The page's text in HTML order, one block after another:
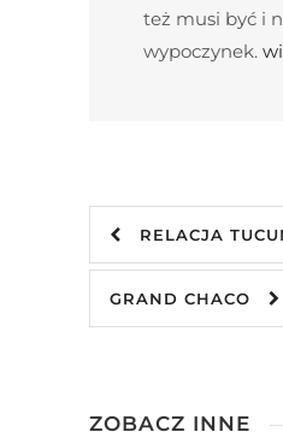
też musi być i
wypoczynek.
RELACJA
GRAND CHACO
ZOBACZ INNE